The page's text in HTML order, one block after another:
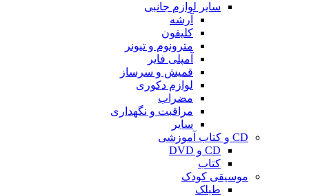
سایر لوازم جانبی
آرشه
کلیفون
مترونوم و تیونر
آمپلی فایر
قمیش و سرساز
لوازم دکوری
مضراب
مراقبت و نگهداری
سایر
CD و کتاب آموزشی
CD و DVD
کتاب
موسیقی کودک
طبلک